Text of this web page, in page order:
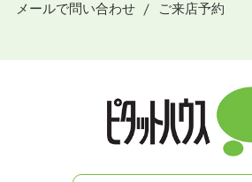
メールで問い合わせ
ご来店予約